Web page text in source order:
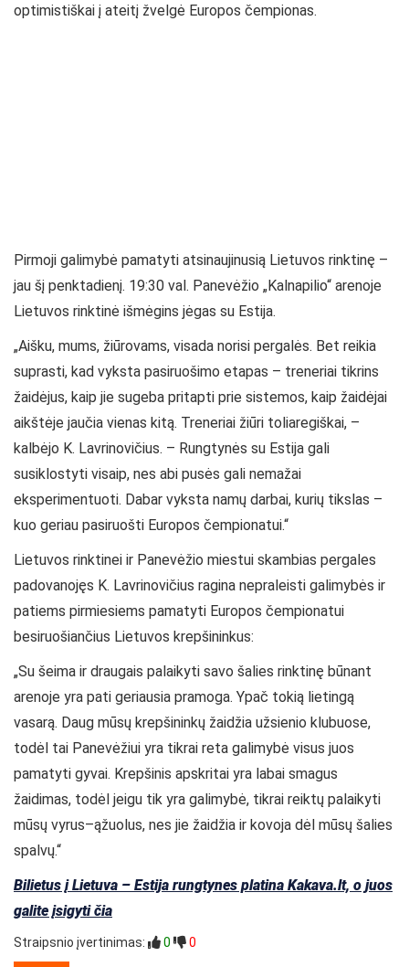
optimistiškai į ateitį žvelgė Europos čempionas.
Pirmoji galimybė pamatyti atsinaujinusią Lietuvos rinktinę –
jau šį penktadienį. 19:30 val. Panevėžio „Kalnapilio“ arenoje
Lietuvos rinktinė išmėgins jėgas su Estija.
„Aišku, mums, žiūrovams, visada norisi pergalės. Bet reikia
suprasti, kad vyksta pasiruošimo etapas – treneriai tikrins
žaidėjus, kaip jie sugeba pritapti prie sistemos, kaip žaidėjai
aikštėje jaučia vienas kitą. Treneriai žiūri toliaregiškai, –
kalbėjo K. Lavrinovičius. – Rungtynės su Estija gali
susiklostyti visaip, nes abi pusės gali nemažai
eksperimentuoti. Dabar vyksta namų darbai, kurių tikslas –
kuo geriau pasiruošti Europos čempionatui.“
Lietuvos rinktinei ir Panevėžio miestui skambias pergales
padovanojęs K. Lavrinovičius ragina nepraleisti galimybės ir
patiems pirmiesiems pamatyti Europos čempionatui
besiruošiančius Lietuvos krepšininkus:
„Su šeima ir draugais palaikyti savo šalies rinktinę būnant
arenoje yra pati geriausia pramoga. Ypač tokią lietingą
vasarą. Daug mūsų krepšininkų žaidžia užsienio klubuose,
todėl tai Panevėžiui yra tikrai reta galimybė visus juos
pamatyti gyvai. Krepšinis apskritai yra labai smagus
žaidimas, todėl jeigu tik yra galimybė, tikrai reiktų palaikyti
mūsų vyrus–ąžuolus, nes jie žaidžia ir kovoja dėl mūsų šalies
spalvų.“
Bilietus į Lietuva – Estija rungtynes platina Kakava.lt, o juos
galite įsigyti čia
Straipsnio įvertinimas: 0 0